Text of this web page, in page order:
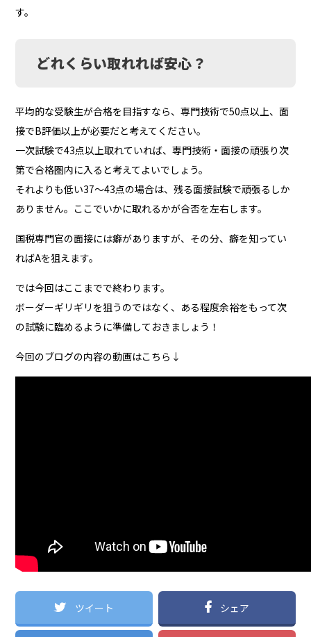
す。
どれくらい取れれば安心？
平均的な受験生が合格を目指すなら、専門技術で50点以上、面
接でB評価以上が必要だと考えてください。
一次試験で43点以上取れていれば、専門技術・面接の頑張り次
第で合格圏内に入ると考えてよいでしょう。
それよりも低い37〜43点の場合は、残る面接試験で頑張るしか
ありません。ここでいかに取れるかが合否を左右します。
国税専門官の面接には癖がありますが、その分、癖を知ってい
ればAを狙えます。
では今回はここまでで終わります。
ボーダーギリギリを狙うのではなく、ある程度余裕をもって次
の試験に臨めるように準備しておきましょう！
今回のブログの内容の動画はこちら↓
ツイート シェア